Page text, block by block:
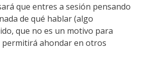
que entres a sesión pensando
de qué hablar (algo
que no es un motivo para
permitirá ahondar en otros